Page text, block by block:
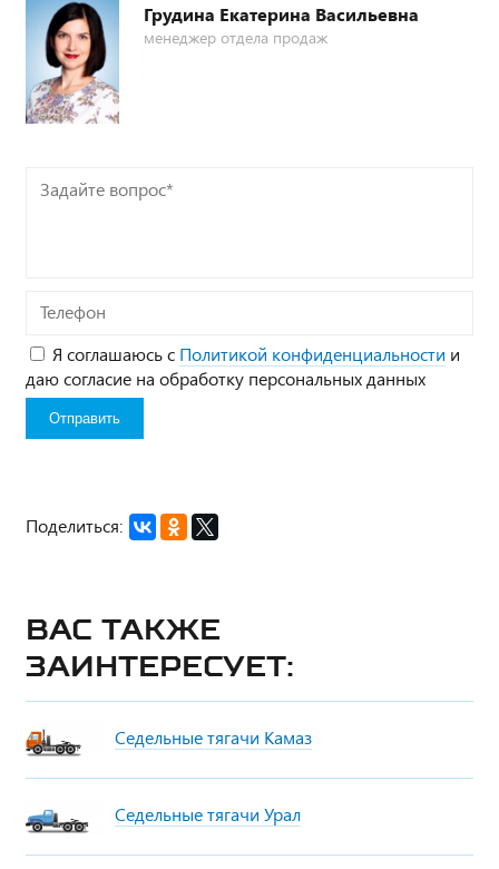
Грудина Екатерина Васильевна
менеджер отдела продаж
Задайте
вопрос*
Телефон
Я соглашаюсь с Политикой конфиденциальности и
даю согласие на обработку персональных данных
Поделиться:
Вас также
заинтересует:
Седельные тягачи Камаз
Седельные тягачи Урал